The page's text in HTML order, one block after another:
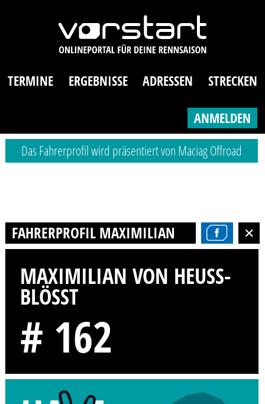
TERMINE ERGEBNISSE ADRESSEN STRECKEN
ANMELDEN
Das Fahrerprofil wird präsentiert von Maciag Offroad
FAHRERPROFIL MAXIMILIAN VON HEUSS-
MAXIMILIAN VON HEUSS-B
LÖSST
# 162